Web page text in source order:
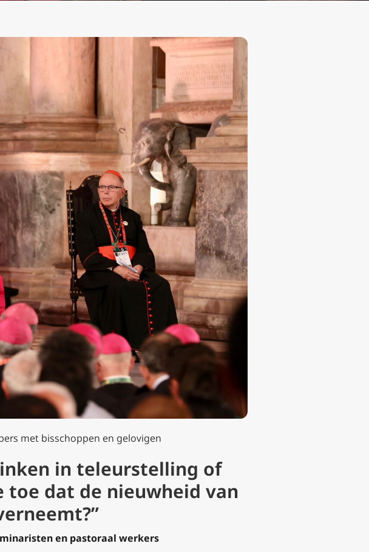
met bisschoppen en gelovigen
in teleurstelling of
dat de nieuwheid van
en pastoraal werkers